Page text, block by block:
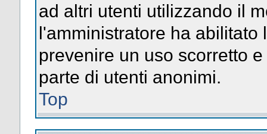
ad altri utenti utilizzando il
l'amministratore ha abilitato
prevenire un uso scorretto
parte di utenti anonimi.
Top